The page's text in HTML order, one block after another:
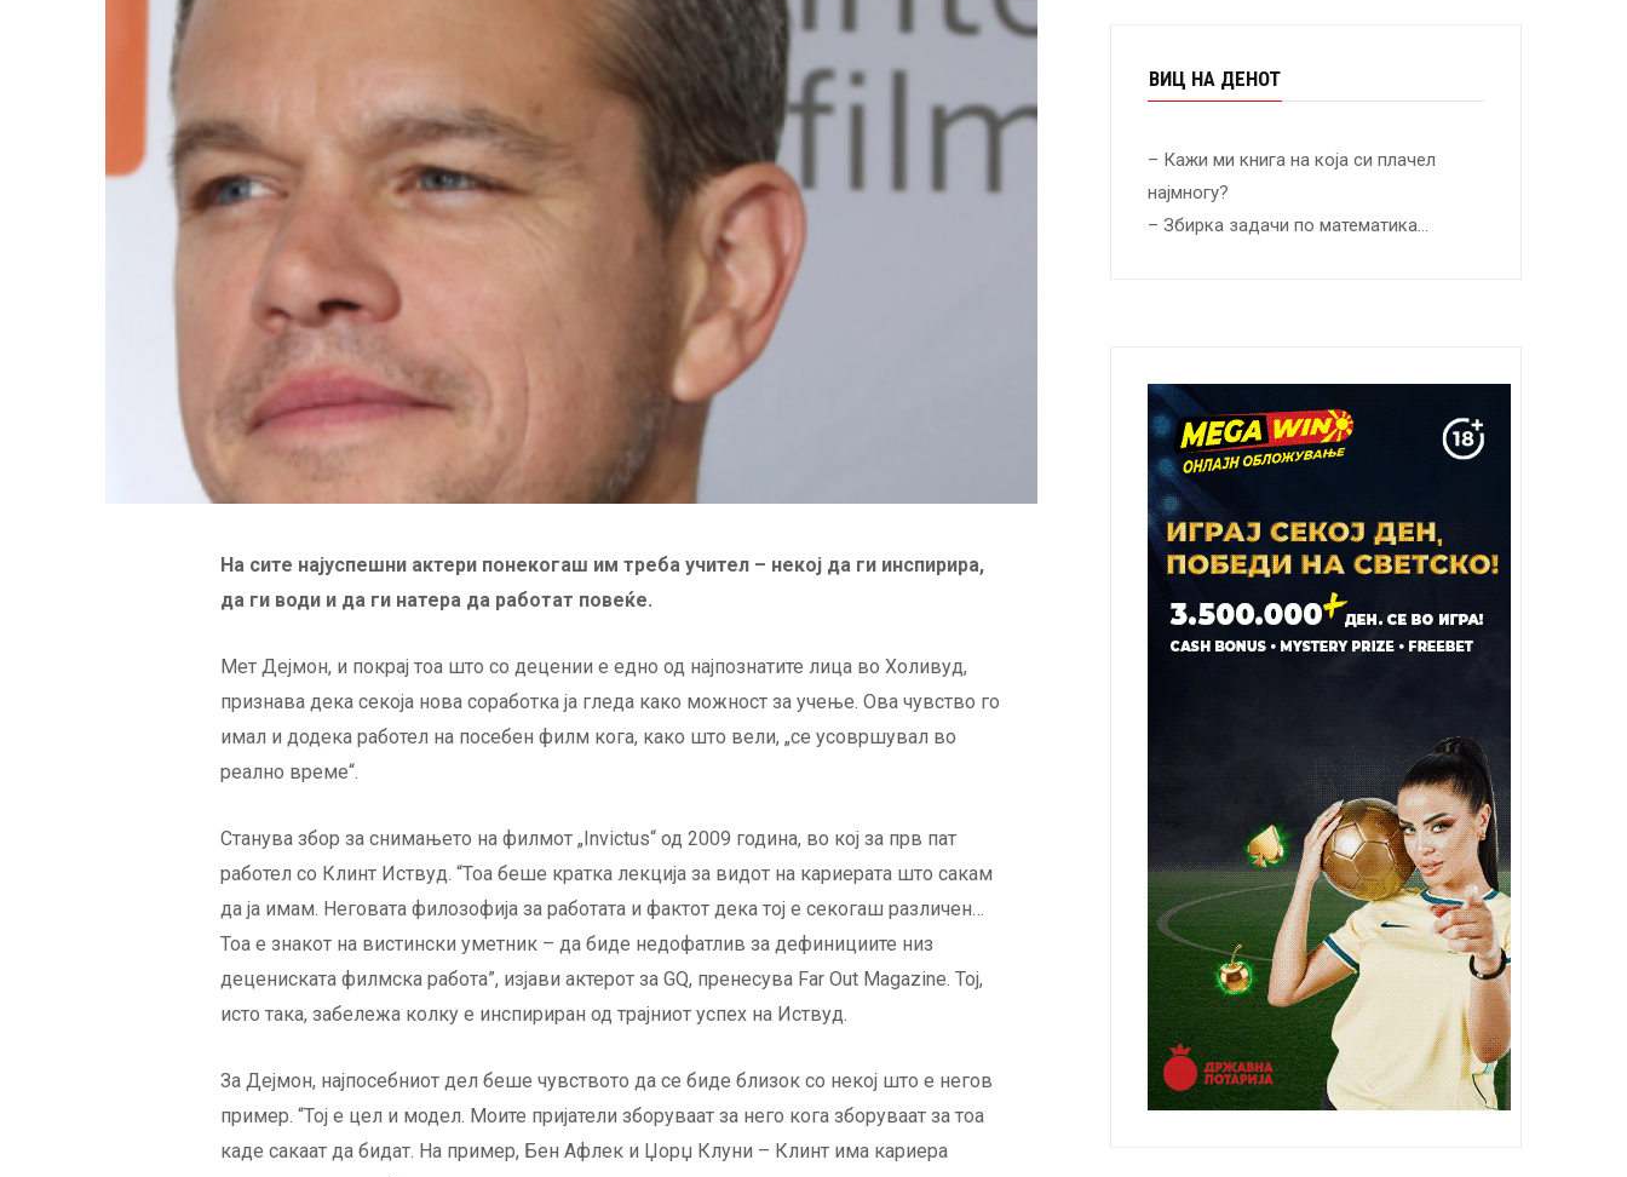
На сите најуспешни актери понекогаш им треба учител – некој да ги инспирира,
да ги води и да ги натера да работат повеќе.
Мет Дејмон, и покрај тоа што со децении е едно од најпознатите лица во Холивуд,
признава дека секоја нова соработка ја гледа како можност за учење. Ова чувство го
имал и додека работел на посебен филм кога, како што вели, „се усовршувал во
реално време“.
Станува збор за снимањето на филмот „Invictus“ од 2009 година, во кој за прв пат
работел со Клинт Иствуд. “Тоа беше кратка лекција за видот на кариерата што сакам
да ја имам. Неговата филозофија за работата и фактот дека тој е секогаш различен…
Тоа е знакот на вистински уметник – да биде недофатлив за дефинициите низ
децениската филмска работа”, изјави актерот за GQ, пренесува Far Out Magazine. Тој,
исто така, забележа колку е инспириран од трајниот успех на Иствуд.
За Дејмон, најпосебниот дел беше чувството да се биде близок со некој што е негов
пример. “Тој е цел и модел. Моите пријатели зборуваат за него кога зборуваат за тоа
каде сакаат да бидат. На пример, Бен Афлек и Џорџ Клуни – Клинт има кариера
ВИЦ НА ДЕНОТ
– Кажи ми книга на која си плачел
најмногу?
– Збирка задачи по математика…